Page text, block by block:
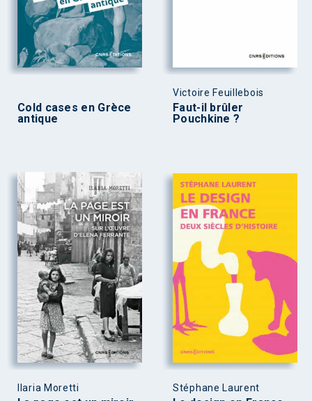
Cold cases en Grèce
antique
Victoire Feuillebois
Faut-il brûler
Pouchkine ?
Ilaria Moretti Stéphane Laurent